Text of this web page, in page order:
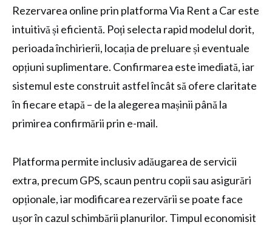
Rezervarea online prin platforma Via Rent a Car este
intuitivă și eficientă. Poți selecta rapid modelul dorit,
perioada închirierii, locația de preluare și eventuale
opțiuni suplimentare. Confirmarea este imediată, iar
sistemul este construit astfel încât să ofere claritate
în fiecare etapă – de la alegerea mașinii până la
primirea confirmării prin e-mail.
Platforma permite inclusiv adăugarea de servicii
extra, precum GPS, scaun pentru copii sau asigurări
opționale, iar modificarea rezervării se poate face
ușor în cazul schimbării planurilor. Timpul economisit